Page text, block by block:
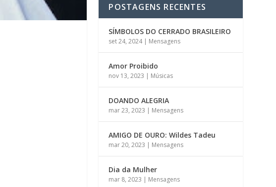
POSTAGENS RECENTES
SÍMBOLOS DO CERRADO BRASILEIRO
set 24, 2024| Mensagens
Amor Proibido
nov 13, 2023 | Músicas
DOANDO ALEGRIA
mar 23, 2023 | Mensagens
AMIGO DE OURO: Wildes Tadeu
mar 20, 2023 | Mensagens
Dia da Mulher
mar 8, 2023 | Mensagens